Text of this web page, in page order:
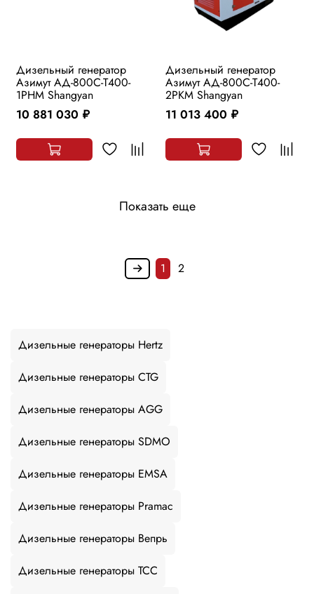
Дизельный генератор
Азимут АД-800С-Т400-
1РHМ Shangyan
10 881 030 руб.
Дизельный генератор
Азимут АД-800С-Т400-
2РKМ Shangyan
11 013 400 руб.
Показать еще
1 2
Дизельные генераторы Hertz
Дизельные генераторы CTG
Дизельные генераторы AGG
Дизельные генераторы SDMO
Дизельные генераторы EMSA
Дизельные генераторы Pramac
Дизельные генераторы Вепрь
Дизельные генераторы ТСС